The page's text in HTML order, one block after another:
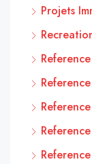
Projets